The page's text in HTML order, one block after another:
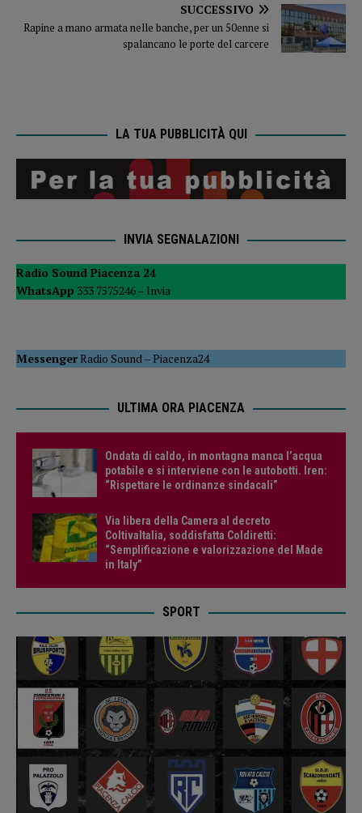
SUCCESSIVO
Rapine a mano armata nelle banche, per un 50enne si
spalancano le porte del carcere
LA TUA PUBBLICITÀ QUI
INVIA SEGNALAZIONI
Radio Sound Piacenza 24
WhatsApp 333 7575246 – Invia
MessengerRadio Sound–Piacenza24
ULTIMA ORA PIACENZA
Ondata di caldo, in montagna manca l’acqua
potabile e si interviene con le autobotti. Iren:
“Rispettare le ordinanze sindacali”
Via libera della Camera al decreto
ColtivaItalia, soddisfatta Coldiretti:
“Semplificazione e valorizzazione del Made
in Italy”
SPORT